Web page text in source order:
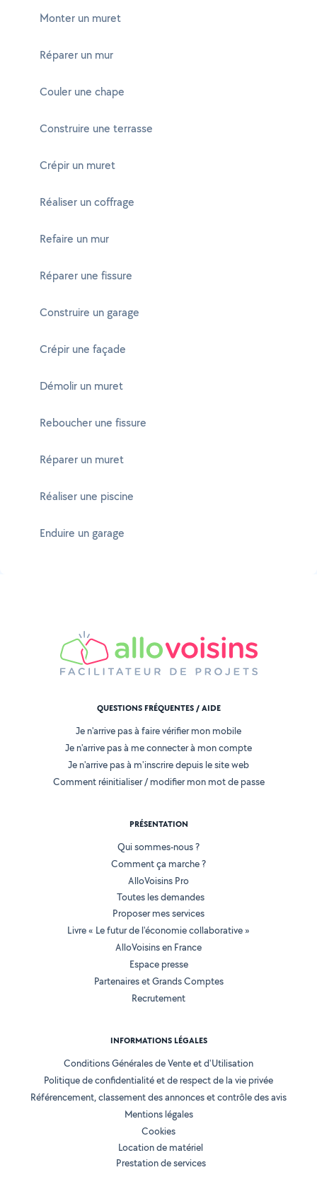
Monter un muret
Réparer un mur
Couler une chape
Construire une terrasse
Crépir un muret
Réaliser un coffrage
Refaire un mur
Réparer une fissure
Construire un garage
Crépir une façade
Démolir un muret
Reboucher une fissure
Réparer un muret
Réaliser une piscine
Enduire un garage
QUESTIONS FRÉQUENTES / AIDE
Je n'arrive pas à faire vérifier mon mobile
Je n'arrive pas à me connecter à mon compte
Je n'arrive pas à m'inscrire depuis le site web
Comment réinitialiser / modifier mon mot de passe
PRÉSENTATION
Qui sommes-nous ?
Comment ça marche ?
AlloVoisins Pro
Toutes les demandes
Proposer mes services
Livre « Le futur de l'économie collaborative »
AlloVoisins en France
Espace presse
Partenaires et Grands Comptes
Recrutement
INFORMATIONS LÉGALES
Conditions Générales de Vente et d'Utilisation
Politique de confidentialité et de respect de la vie privée
Référencement, classement des annonces et contrôle des avis
Mentions légales
Cookies
Location de matériel
Prestation de services